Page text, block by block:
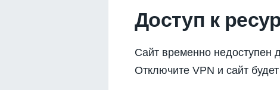
Доступ к
Сайт временно недоступен
Отключите VPN и сайт